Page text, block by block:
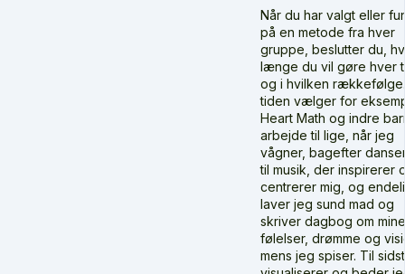
Når du har valgt eller
på en metode fra hver
gruppe, beslutter du,
længe du vil gøre hver
og i hvilken
tiden vælger for
Heart Math og indre
arbejde til lige, når jeg
vågner, bagefter
til musik, der inspirerer
centrerer mig, og
laver jeg sund mad og
skriver dagbog om mine
følelser, drømme og
mens jeg spiser. Til sidst